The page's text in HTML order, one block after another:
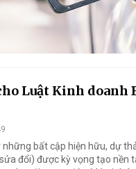
Luật Kinh doanh
những bất cập hiện hữu, dự
đổi) được kỳ vọng tạo nền